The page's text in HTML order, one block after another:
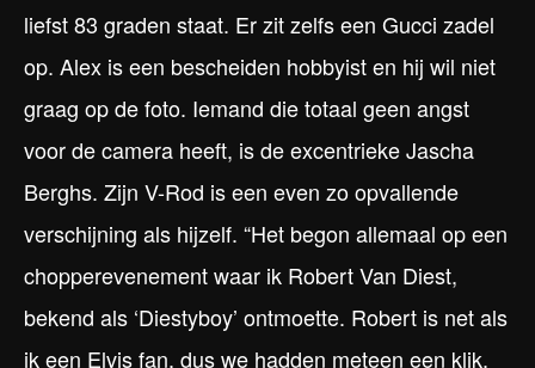
liefst 83 graden staat. Er zit zelfs een Gucci zadel
op. Alex is een bescheiden hobbyist en hij wil niet
graag op de foto. Iemand die totaal geen angst
voor de camera heeft, is de excentrieke Jascha
Berghs. Zijn V-Rod is een even zo opvallende
verschijning als hijzelf. “Het begon allemaal op een
chopperevenement waar ik Robert Van Diest,
bekend als ‘Diestyboy’ ontmoette. Robert is net als
ik een Elvis fan, dus we hadden meteen een klik.